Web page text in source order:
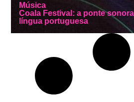
Música
Coala Festival: a ponte
língua portuguesa